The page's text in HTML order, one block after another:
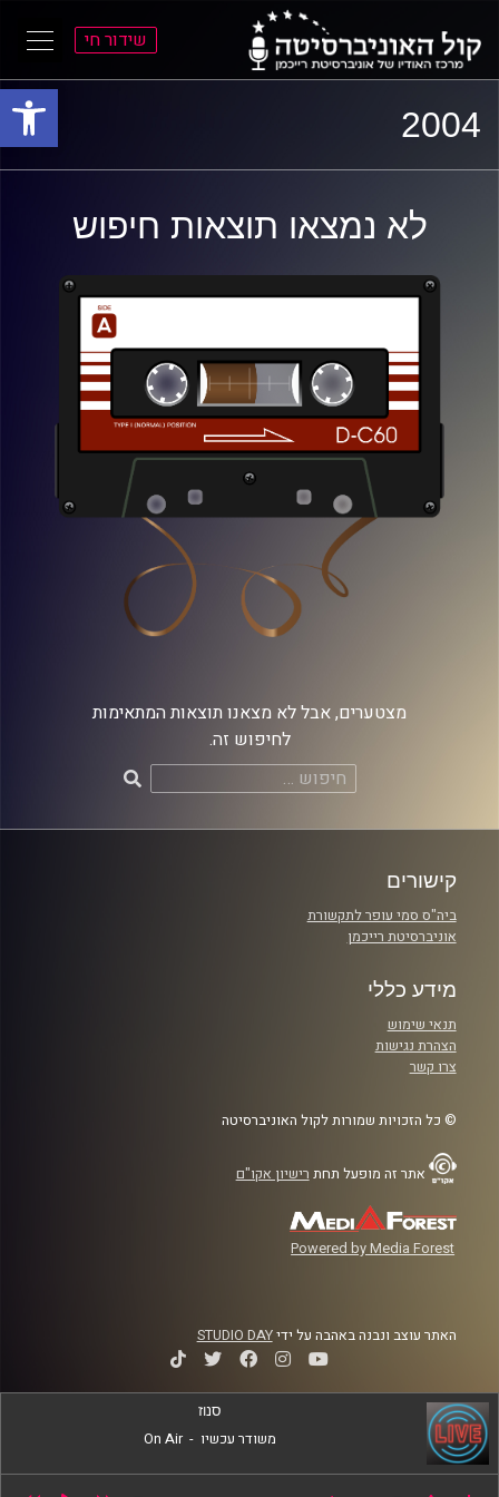
פתח
התפריט
הראשי
התוכן
הראשי
שידור חי
2004
לא נמצאו תוצאות חיפוש
מצטערים, אבל לא מצאנו תוצאות המתאימות
לחיפוש זה.
חיפוש:
קישורים
ביה"ס סמי עופר לתקשורת
אוניברסיטת רייכמן
מידע כללי
תנאי שימוש
הצהרת נגישות
צרו קשר
© כל הזכויות שמורות לקול האוניברסיטה
אתר זה מופעל תחת רישיון אקו"ם
Powered by Media Forest
האתר עוצב ונבנה באהבה על ידיSTUDIO DAY
סנוז
משודר עכשיו -
On Air